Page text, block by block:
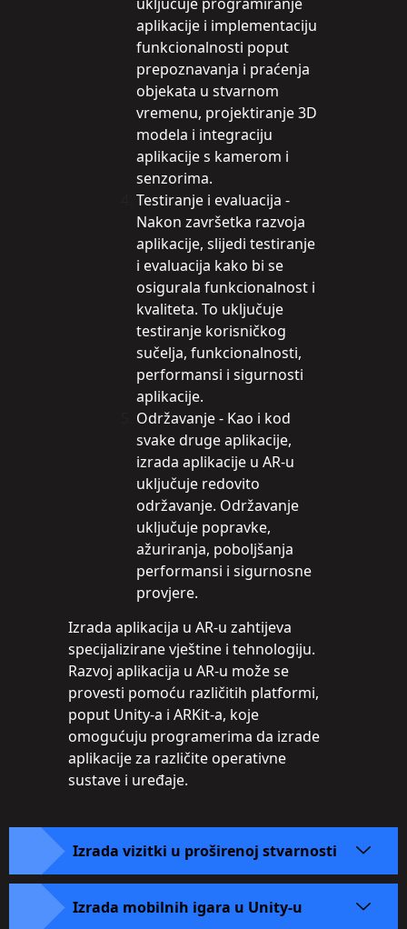
aplikacije i implementaciju
funkcionalnosti poput
prepoznavanja i praćenja
objekata u stvarnom
vremenu, projektiranje 3D
modela i integraciju
aplikacije s kamerom i
senzorima.
Testiranje i evaluacija -
Nakon završetka razvoja
aplikacije, slijedi testiranje
i evaluacija kako bi se
osigurala funkcionalnost i
kvaliteta. To uključuje
testiranje korisničkog
sučelja, funkcionalnosti,
performansi i sigurnosti
aplikacije.
Održavanje - Kao i kod
svake druge aplikacije,
izrada aplikacije u AR-u
uključuje redovito
održavanje. Održavanje
uključuje popravke,
ažuriranja, poboljšanja
performansi i sigurnosne
provjere.
Izrada aplikacija u AR-u zahtijeva
specijalizirane vještine i tehnologiju.
Razvoj aplikacija u AR-u može se
provesti pomoću različitih platformi,
poput Unity-a i ARKit-a, koje
omogućuju programerima da izrade
aplikacije za različite operativne
sustave i uređaje.
Izrada vizitki u proširenoj stvarnosti
Izrada mobilnih igara u Unity-u